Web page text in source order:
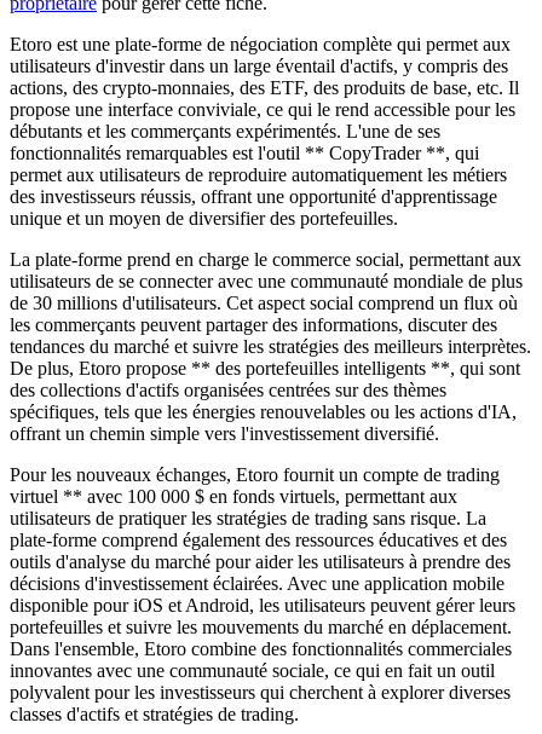
Etoro est une plate-forme de négociation complète qui permet aux
utilisateurs d'investir dans un large éventail d'actifs, y compris des
actions, des crypto-monnaies, des ETF, des produits de base, etc. Il
propose une interface conviviale, ce qui le rend accessible pour les
débutants et les commerçants expérimentés. L'une de ses
fonctionnalités remarquables est l'outil ** CopyTrader **, qui
permet aux utilisateurs de reproduire automatiquement les métiers
des investisseurs réussis, offrant une opportunité d'apprentissage
unique et un moyen de diversifier des portefeuilles.
La plate-forme prend en charge le commerce social, permettant aux
utilisateurs de se connecter avec une communauté mondiale de plus
de 30 millions d'utilisateurs. Cet aspect social comprend un flux où
les commerçants peuvent partager des informations, discuter des
tendances du marché et suivre les stratégies des meilleurs interprètes.
De plus, Etoro propose ** des portefeuilles intelligents **, qui sont
des collections d'actifs organisées centrées sur des thèmes
spécifiques, tels que les énergies renouvelables ou les actions d'IA,
offrant un chemin simple vers l'investissement diversifié.
Pour les nouveaux échanges, Etoro fournit un compte de trading
virtuel ** avec 100 000 $ en fonds virtuels, permettant aux
utilisateurs de pratiquer les stratégies de trading sans risque. La
plate-forme comprend également des ressources éducatives et des
outils d'analyse du marché pour aider les utilisateurs à prendre des
décisions d'investissement éclairées. Avec une application mobile
disponible pour iOS et Android, les utilisateurs peuvent gérer leurs
portefeuilles et suivre les mouvements du marché en déplacement.
Dans l'ensemble, Etoro combine des fonctionnalités commerciales
innovantes avec une communauté sociale, ce qui en fait un outil
polyvalent pour les investisseurs qui cherchent à explorer diverses
classes d'actifs et stratégies de trading.